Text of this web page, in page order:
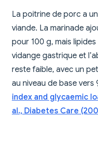
La poitrine de porc a
viande. La marinade
pour 100 g, mais
vidange gastrique et
reste faible, avec un
au niveau de base vers
index and glycaemic
al., Diabetes Care